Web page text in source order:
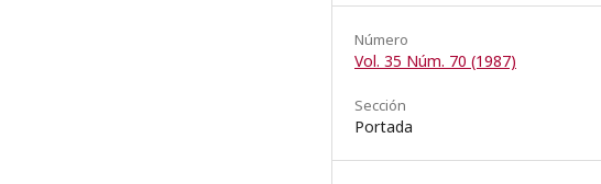
Número
Vol. 35 Núm. 70 (1987)
Sección
Portada